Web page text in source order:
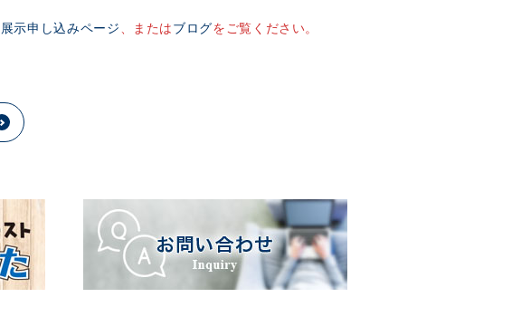
展示申し込みページ 、またはブログをご覧ください。